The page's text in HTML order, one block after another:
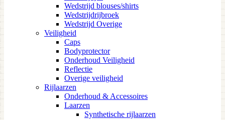
Wedstrijd blouses/shirts
Wedstrijdrijbroek
Wedstrijd Overige
Veiligheid
Caps
Bodyprotector
Onderhoud Veiligheid
Reflectie
Overige veiligheid
Rijlaarzen
Onderhoud & Accessoires
Laarzen
Synthetische rijlaarzen